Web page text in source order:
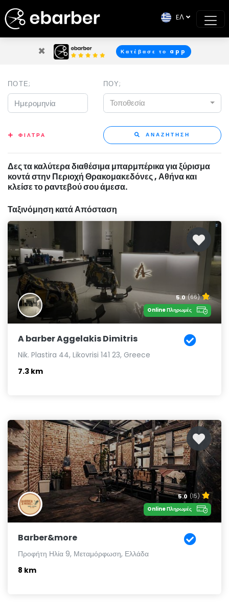
× Κατέβασε το app
EΛ
ΠΟΤΕ; ΠΟΥ;
Τοποθεσία
ΦΙΛΤΡΑ ΑΝΑΖΗΤΗΣΗ
Δες τα καλύτερα διαθέσιμα μπαρμπέρικα για ξύρισμα
κοντά στην Περιοχή Θρακομακεδόνες , Αθήνα και
κλείσε το ραντεβού σου άμεσα.
Ταξινόμηση κατά Απόσταση
5.0 (66)
Online Πληρωμές
A barber Aggelakis Dimitris
Nik. Plastira 44, Likovrisi 141 23, Greece
7.3 km
5.0 (15)
Online Πληρωμές
Barber&more
Προφήτη Ηλία 9, Μεταμόρφωση, Ελλάδα
8 km